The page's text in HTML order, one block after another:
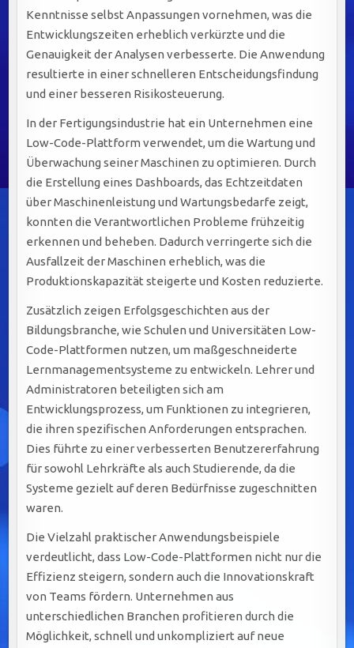
Kenntnisse selbst Anpassungen vornehmen, was die
Entwicklungszeiten erheblich verkürzte und die
Genauigkeit der Analysen verbesserte. Die Anwendung
resultierte in einer schnelleren Entscheidungsfindung
und einer besseren Risikosteuerung.
In der Fertigungsindustrie hat ein Unternehmen eine
Low-Code-Plattform verwendet, um die Wartung und
Überwachung seiner Maschinen zu optimieren. Durch
die Erstellung eines Dashboards, das Echtzeitdaten
über Maschinenleistung und Wartungsbedarfe zeigt,
konnten die Verantwortlichen Probleme frühzeitig
erkennen und beheben. Dadurch verringerte sich die
Ausfallzeit der Maschinen erheblich, was die
Produktionskapazität steigerte und Kosten reduzierte.
Zusätzlich zeigen Erfolgsgeschichten aus der
Bildungsbranche, wie Schulen und Universitäten Low-
Code-Plattformen nutzen, um maßgeschneiderte
Lernmanagementsysteme zu entwickeln. Lehrer und
Administratoren beteiligten sich am
Entwicklungsprozess, um Funktionen zu integrieren,
die ihren spezifischen Anforderungen entsprachen.
Dies führte zu einer verbesserten Benutzererfahrung
für sowohl Lehrkräfte als auch Studierende, da die
Systeme gezielt auf deren Bedürfnisse zugeschnitten
waren.
Die Vielzahl praktischer Anwendungsbeispiele
verdeutlicht, dass Low-Code-Plattformen nicht nur die
Effizienz steigern, sondern auch die Innovationskraft
von Teams fördern. Unternehmen aus
unterschiedlichen Branchen profitieren durch die
Möglichkeit, schnell und unkompliziert auf neue